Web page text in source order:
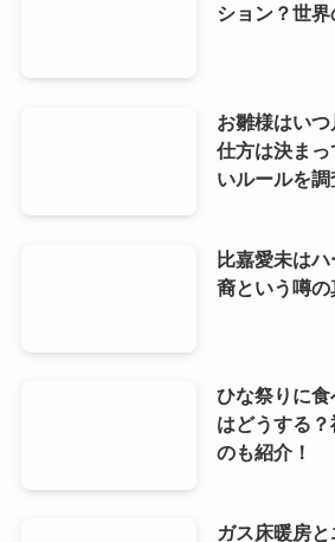
ション？世界
お雛様はい
仕方は決ま
いルールを調
比嘉愛未は
裔という噂
ひな祭りに
はどうする
のも紹介！
ガス床暖房